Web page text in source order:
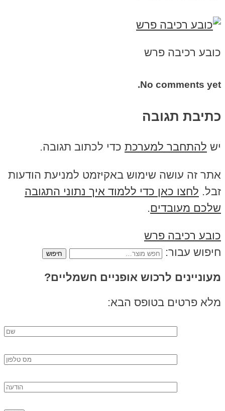
כובע רכיבה פרש
No comments yet.
כתיבת תגובה
יש להתחבר למערכת כדי לכתוב תגובה.
אתר זה עושה שימוש באקיזמט למניעת הודעות
זבל. לחצו כאן כדי ללמוד איך נתוני התגובה
שלכם מעובדים.
כובע רכיבה פרש
חיפוש עבור:
מעוניינים לרכוש אופניים חשמליים?
מלא פרטים בטופס הבא: